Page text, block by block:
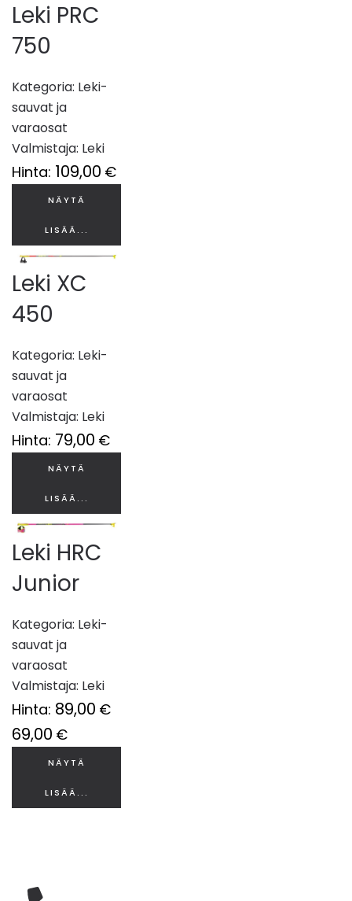
Leki PRC
750
Kategoria: Leki-
sauvat ja
varaosat
Valmistaja: Leki
Hinta: 109,00 €
NÄYTÄ
LISÄÄ...
Leki XC
450
Kategoria: Leki-
sauvat ja
varaosat
Valmistaja: Leki
Hinta: 79,00 €
NÄYTÄ
LISÄÄ...
Leki HRC
Junior
Kategoria: Leki-
sauvat ja
varaosat
Valmistaja: Leki
Hinta: 89,00 €
69,00 €
NÄYTÄ
LISÄÄ...